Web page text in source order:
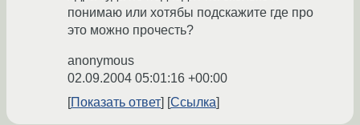
понимаю или хотябы подскажите где про
это можно прочесть?
anonymous
02.09.2004 05:01:16 +00:00
Показать ответ
Ссылка